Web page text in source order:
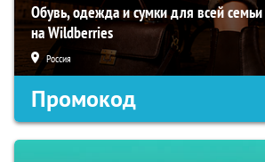
Обувь, одежда и сумки для всей
на Wildberries
Россия
Промокод